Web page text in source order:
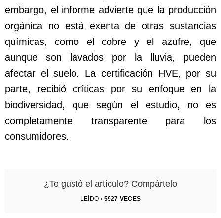
embargo, el informe advierte que la producción
orgánica no está exenta de otras sustancias
químicas, como el cobre y el azufre, que
aunque son lavados por la lluvia, pueden
afectar el suelo. La certificación HVE, por su
parte, recibió críticas por su enfoque en la
biodiversidad, que según el estudio, no es
completamente transparente para los
consumidores.
¿Te gustó el artículo? Compártelo
LEÍDO › 5927 VECES